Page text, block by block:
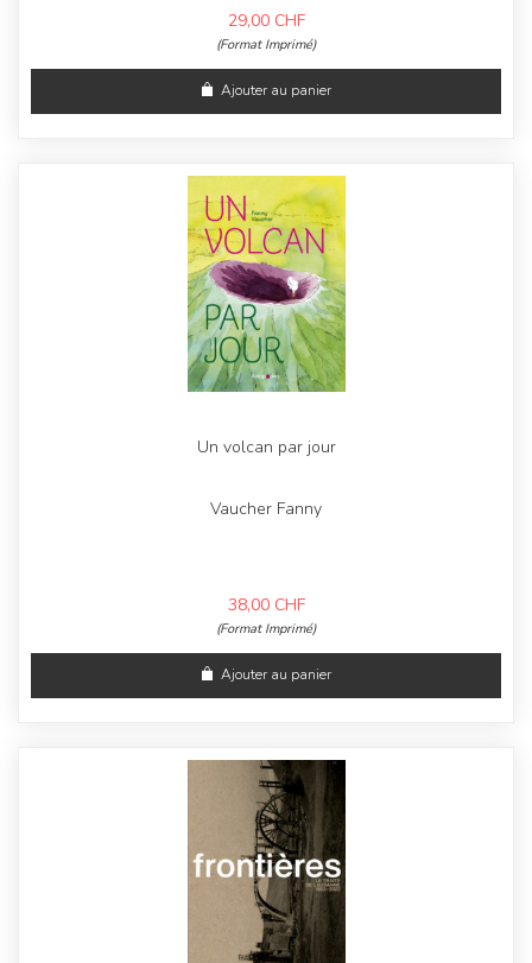
29,00 CHF
(Format Imprimé)
Ajouter au panier
Un volcan par jour
Vaucher Fanny
38,00 CHF
(Format Imprimé)
Ajouter au panier